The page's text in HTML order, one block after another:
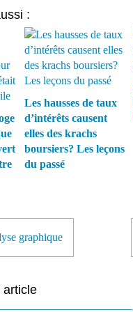
:
Les hausses de taux
d’intérêts causent
elles des krachs
boursiers? Les leçons
du passé
graphique
article